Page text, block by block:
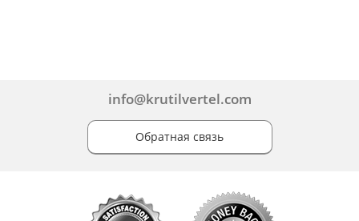
info@krutilvertel.com
Обратная связь